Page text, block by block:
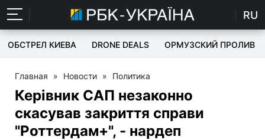
RU
ОБСТРЕЛ КИЕВА DRONE DEALS ОРМУЗСКИЙ ПРОЛИВ
Главная » Новости » Политика
Керівник САП незаконно
скасував закриття справи
"Роттердам+", - нардеп